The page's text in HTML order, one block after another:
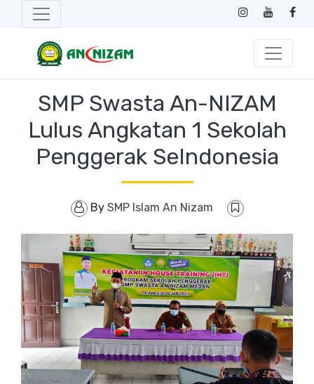
SMP Swasta An-NIZAM
Lulus Angkatan 1 Sekolah
Penggerak SeIndonesia
By SMP Islam An Nizam